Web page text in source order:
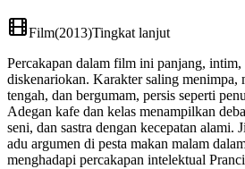
Film(2013)Tingkat lanjut
Percakapan dalam film ini panjang, intim,
diskenariokan. Karakter saling menimpa,
tengah, dan bergumam, persis seperti
Adegan kafe dan kelas menampilkan
seni, dan sastra dengan kecepatan alami.
adu argumen di pesta makan malam
menghadapi percakapan intelektual